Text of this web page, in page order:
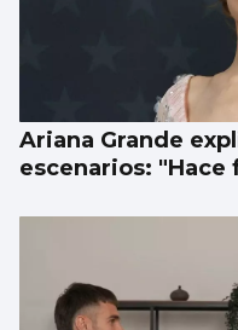
Ariana Grande
escenarios: